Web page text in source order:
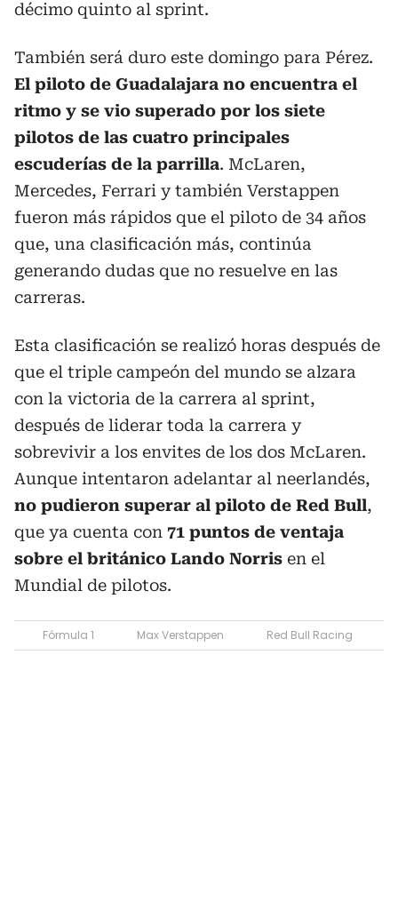
décimo quinto al sprint.
También será duro este domingo para Pérez.
El piloto de Guadalajara no encuentra el
ritmo y se vio superado por los siete
pilotos de las cuatro principales
escuderías de la parrilla. McLaren,
Mercedes, Ferrari y también Verstappen
fueron más rápidos que el piloto de 34 años
que, una clasificación más, continúa
generando dudas que no resuelve en las
carreras.
Esta clasificación se realizó horas después de
que el triple campeón del mundo se alzara
con la victoria de la carrera al sprint,
después de liderar toda la carrera y
sobrevivir a los envites de los dos McLaren.
Aunque intentaron adelantar al neerlandés,
no pudieron superar al piloto de Red Bull,
que ya cuenta con 71 puntos de ventaja
sobre el británico Lando Norris en el
Mundial de pilotos.
Fórmula 1 Max Verstappen Red Bull Racing